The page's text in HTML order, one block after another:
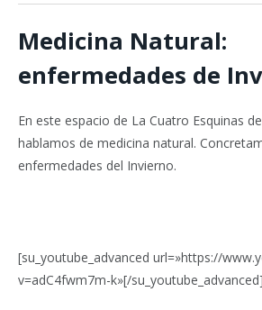
Medicina Natural:
enfermedades de
En este espacio de La Cuatro Esquinas
hablamos de medicina natural.
enfermedades del Invierno.
[su_youtube_advanced url=»https://
v=adC4fwm7m-k»[/su_youtube_advanced]